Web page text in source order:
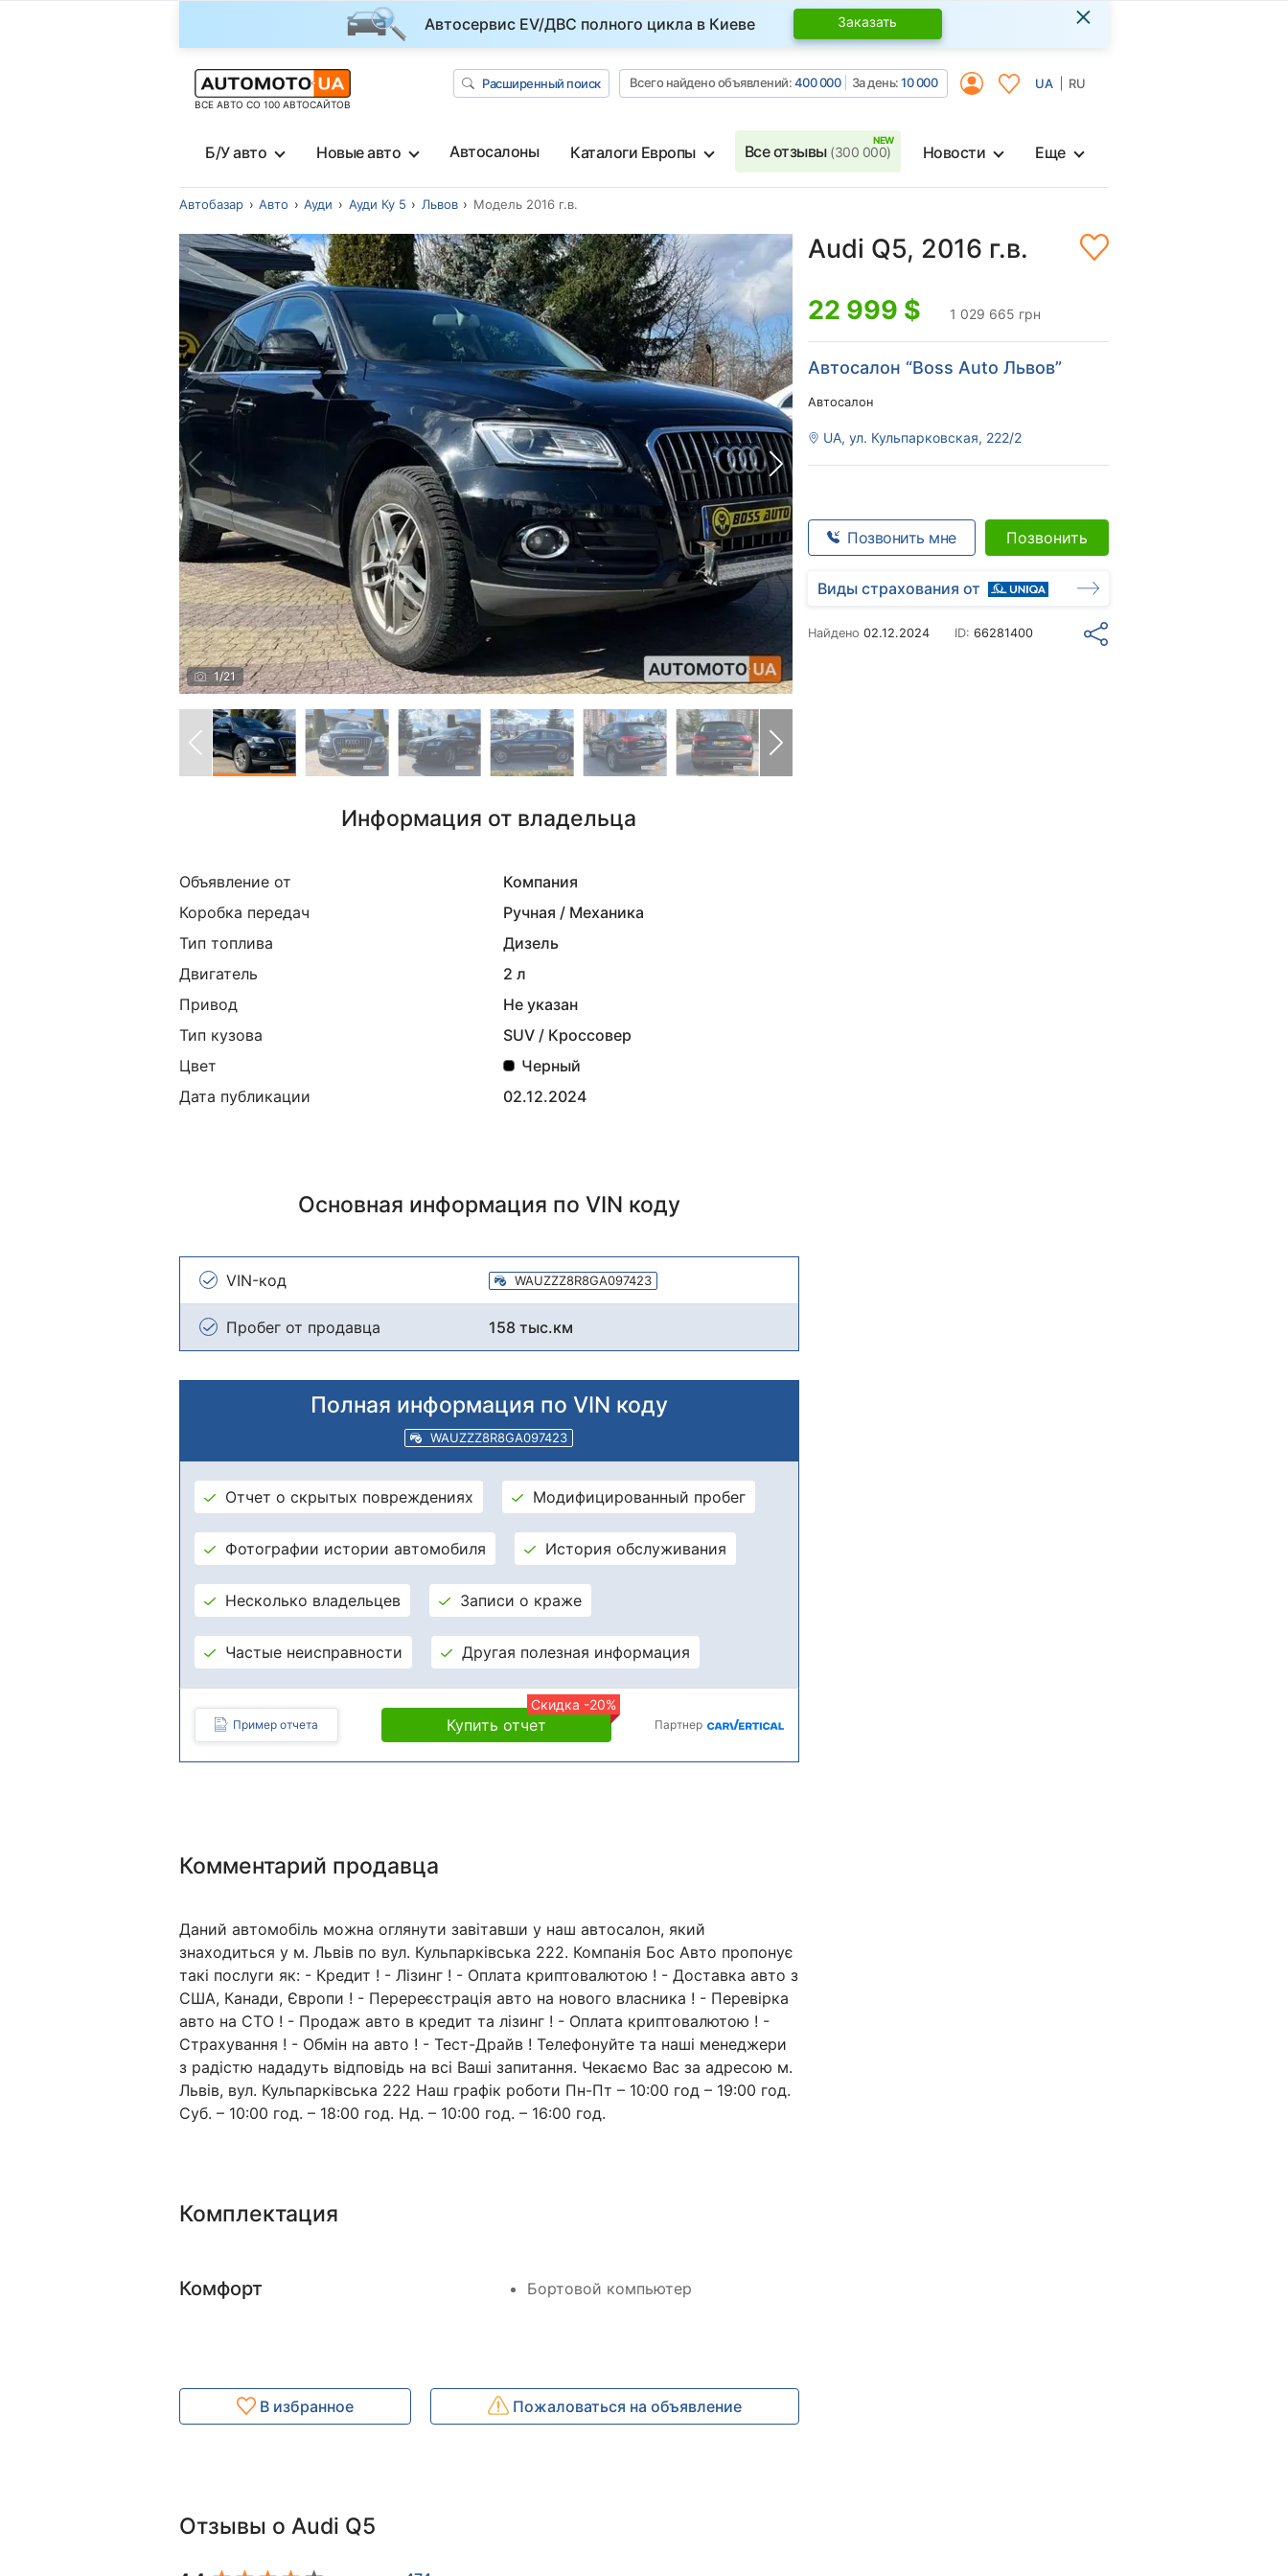
Автосервис EV/ДВС полного цикла в Киеве Заказать ×
ВСЕ АВТО СО 100 АВТОСАЙТОВ
Расширенный поиск Всего найдено объявлений:400 000 За день:10 000 UA RU
Б/У авто Новые авто Автосалоны Каталоги Европы Все отзывы (300 000) Новости Еще
Автобазар Авто Ауди Ауди Ку 5 Львов Модель 2016 г.в.
1/21
Audi Q5, 2016 г.в.
22 999 $ 1 029 665 грн
Автосалон “Boss Auto Львов”
Автосалон
UA, ул. Кульпарковская, 222/2
Позвонить мне Позвонить
Виды страхования от
Найдено 02.12.2024 ID: 66281400
Информация от владельца
Объявление от
Компания
Коробка передач
Ручная / Механика
Тип топлива
Дизель
Двигатель
2 л
Привод
Не указан
Тип кузова
SUV / Кроссовер
Цвет
Черный
Дата публикации
02.12.2024
Основная информация по VIN коду
VIN-код WAUZZZ8R8GA097423
Пробег от продавца 158 тыс.км
Полная информация по VIN коду
WAUZZZ8R8GA097423
Отчет о скрытых повреждениях Модифицированный пробег
Фотографии истории автомобиля История обслуживания
Несколько владельцев Записи о краже
Частые неисправности Другая полезная информация
Пример отчета
Скидка -20%
Купить отчет Партнер
Комментарий продавца
Даний автомобіль можна оглянути завітавши у наш автосалон, який
знаходиться у м. Львів по вул. Кульпарківська 222. Компанія Бос Авто пропонує
такі послуги як: - Кредит ! - Лізинг ! - Оплата криптовалютою ! - Доставка авто з
США, Канади, Європи ! - Перереєстрація авто на нового власника ! - Перевірка
авто на СТО ! - Продаж авто в кредит та лізинг ! - Оплата криптовалютою ! -
Страхування ! - Обмін на авто ! - Тест-Драйв ! Телефонуйте та наші менеджери
з радістю нададуть відповідь на всі Ваші запитання. Чекаємо Вас за адресою м.
Львів, вул. Кульпарківська 222 Наш графік роботи Пн-Пт – 10:00 год – 19:00 год.
Суб. – 10:00 год. – 18:00 год. Нд. – 10:00 год. – 16:00 год.
Комплектация
Комфорт Бортовой компьютер
В избранное Пожаловаться на объявление
Отзывы о Audi Q5